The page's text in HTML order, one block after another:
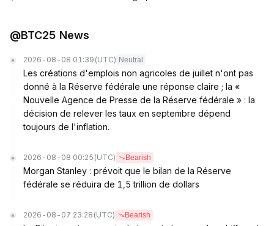
@BTC25 News
2026-08-08 01:39 (UTC) Neutral
Les créations d'emplois non agricoles de juillet n'ont pas
donné à la Réserve fédérale une réponse claire ; la «
Nouvelle Agence de Presse de la Réserve fédérale » : la
décision de relever les taux en septembre dépend
toujours de l'inflation.
2026-08-08 00:25 (UTC) Bearish
Morgan Stanley : prévoit que le bilan de la Réserve
fédérale se réduira de 1,5 trillion de dollars
2026-08-07 23:28 (UTC) Bearish